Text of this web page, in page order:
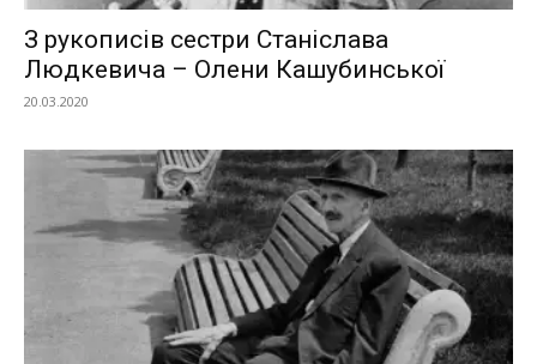
З рукописів сестри Станіслава
Людкевича – Олени Кашубинської
20.03.2020